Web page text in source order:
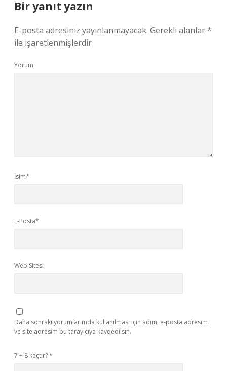
Bir yanıt yazın
E-posta adresiniz yayınlanmayacak. Gerekli alanlar*
ile işaretlenmişlerdir
Yorum
İsim*
E-Posta*
Web Sitesi
Daha sonraki yorumlarımda kullanılması için adım, e-posta adresim
ve site adresim bu tarayıcıya kaydedilsin.
7 + 8 kaçtır?*